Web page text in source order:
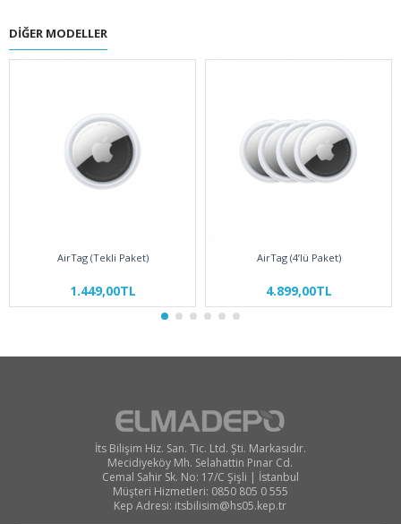
DIĞER MODELLER
AirTag (Tekli Paket)
1.449,00TL
AirTag (4’lü Paket)
4.899,00TL
İts Bilişim Hiz. San. Tic. Ltd. Şti. Markasıdır.
Mecidiyeköy Mh. Selahattin Pınar Cd.
Cemal Sahir Sk. No: 17/C Şişli | İstanbul
Müşteri Hizmetleri: 0850 805 0 555
Kep Adresi: itsbilisim@hs05.kep.tr